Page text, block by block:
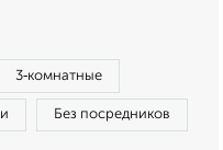
3‑комнатные
Без посредников